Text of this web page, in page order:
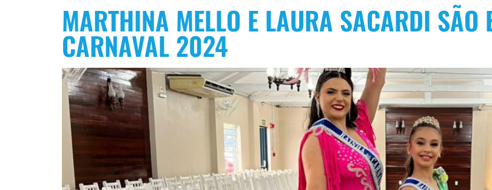
MARTHINA MELLO E LAURA SACARDI SÃO
CARNAVAL 2024